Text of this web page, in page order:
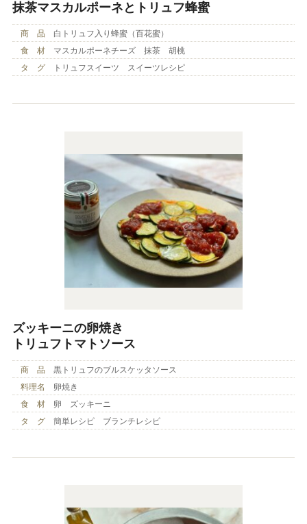
抹茶マスカルポーネとトリュフ蜂蜜
商 品
白トリュフ入り蜂蜜（百花蜜）
食 材
マスカルポーネチーズ 抹茶 胡桃
タ グ
トリュフスイーツ スイーツレシピ
ズッキーニの卵焼き
トリュフトマトソース
商 品
黒トリュフのブルスケッタソース
料理名
卵焼き
食 材
卵 ズッキーニ
タ グ
簡単レシピ ブランチレシピ